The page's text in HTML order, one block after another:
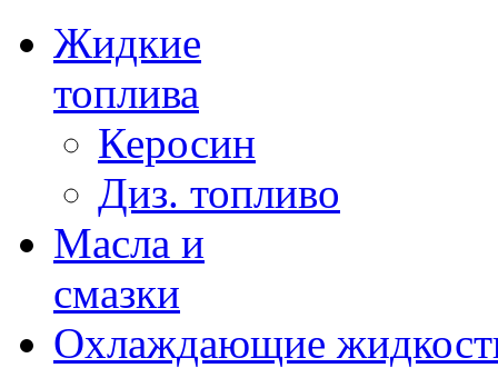
Жидкие
топлива
Керосин
Диз. топливо
Масла и
смазки
Охлаждающие